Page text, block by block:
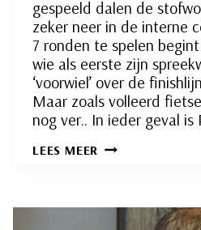
gespeeld dalen de
zeker neer in de interne
7 ronden te spelen
wie als eerste zijn
‘voorwiel’ over de
Maar zoals volleerd
nog ver.. In ieder geval is
LEES MEER INTERNE
IETS